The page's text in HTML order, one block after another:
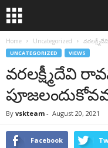
Home Uncategorized
UNCATEGORIZED VIEWS
వరలక్ష్మీదేవి
By vskteam - August 20, 2021
Facebook